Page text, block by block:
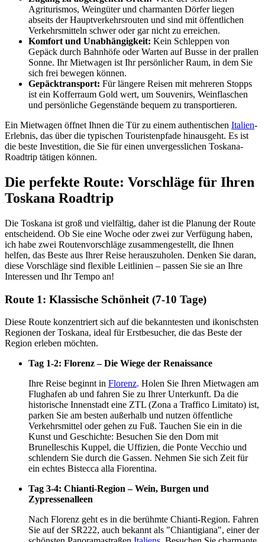
Agriturismos, Weingüter und charmanten Dörfer liegen
abseits der Hauptverkehrsrouten und sind mit öffentlichen
Verkehrsmitteln schwer oder gar nicht zu erreichen.
Komfort und Unabhängigkeit: Kein Schleppen von
Gepäck durch Bahnhöfe oder Warten auf Busse in der prallen
Sonne. Ihr Mietwagen ist Ihr persönlicher Raum, in dem Sie
sich frei bewegen können.
Gepäcktransport: Für längere Reisen mit mehreren Stopps
ist ein Kofferraum Gold wert, um Souvenirs, Weinflaschen
und persönliche Gegenstände bequem zu transportieren.
Ein Mietwagen öffnet Ihnen die Tür zu einem authentischen Italien-
Erlebnis, das über die typischen Touristenpfade hinausgeht. Es ist
die beste Investition, die Sie für einen unvergesslichen Toskana-
Roadtrip tätigen können.
Die perfekte Route: Vorschläge für Ihren
Toskana Roadtrip
Die Toskana ist groß und vielfältig, daher ist die Planung der Route
entscheidend. Ob Sie eine Woche oder zwei zur Verfügung haben,
ich habe zwei Routenvorschläge zusammengestellt, die Ihnen
helfen, das Beste aus Ihrer Reise herauszuholen. Denken Sie daran,
diese Vorschläge sind flexible Leitlinien – passen Sie sie an Ihre
Interessen und Ihr Tempo an!
Route 1: Klassische Schönheit (7-10 Tage)
Diese Route konzentriert sich auf die bekanntesten und ikonischsten
Regionen der Toskana, ideal für Erstbesucher, die das Beste der
Region erleben möchten.
Tag 1-2: Florenz – Die Wiege der Renaissance
Ihre Reise beginnt in Florenz. Holen Sie Ihren Mietwagen am
Flughafen ab und fahren Sie zu Ihrer Unterkunft. Da die
historische Innenstadt eine ZTL (Zona a Traffico Limitato) ist,
parken Sie am besten außerhalb und nutzen öffentliche
Verkehrsmittel oder gehen zu Fuß. Tauchen Sie ein in die
Kunst und Geschichte: Besuchen Sie den Dom mit
Brunelleschis Kuppel, die Uffizien, die Ponte Vecchio und
schlendern Sie durch die Gassen. Nehmen Sie sich Zeit für
ein echtes Bistecca alla Fiorentina.
Tag 3-4: Chianti-Region – Wein, Burgen und
Zypressenalleen
Nach Florenz geht es in die berühmte Chianti-Region. Fahren
Sie auf der SR222, auch bekannt als "Chiantigiana", einer der